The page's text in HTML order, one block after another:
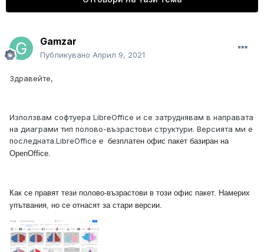
Gamzar
Публикувано Април 9, 2021
Здравейте,
Използвам софтуера LibreOffice и се затруднявам в направата
на диаграми тип полово-възрастови структури. Версията ми е
последната.LibreOffice е безплатен офис пакет базиран на
OpenOffice.
Как се правят тези полово-възрастови в този офис пакет. Намерих
упътвания, но се отнасят за стари версии.